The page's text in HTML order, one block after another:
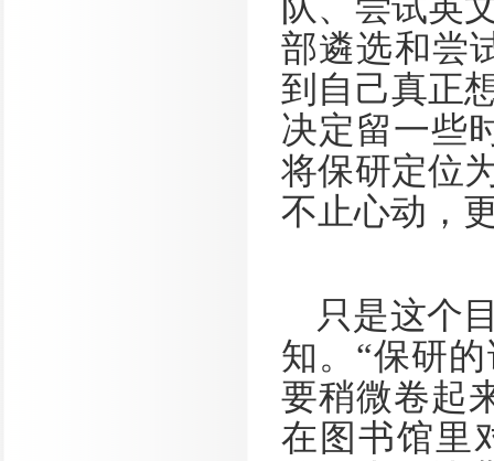
部遴选和尝
到自己真正
决定留一些
将保研定位
不止心动，
只是这个
知。“保研
要稍微卷起
在图书馆里